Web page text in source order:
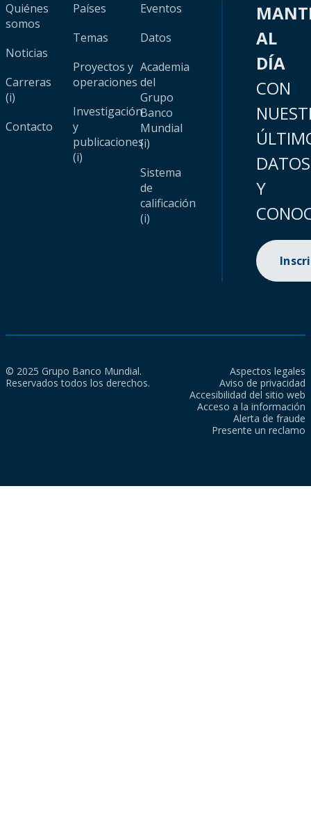
Quiénes
somos
Noticias
Carreras
(i)
Contacto
Países
Temas
Proyectos y
operaciones
Investigación
y
publicaciones
(i)
Eventos
Datos
Academia
del
Grupo
Banco
Mundial
(i)
Sistema
de
calificación
(i)
AL
DÍA
CON
DATOS
Y
© 2025 Grupo Banco Mundial.
Reservados todos los derechos.
Aspectos legales
Aviso de privacidad
Accesibilidad del sitio web
Acceso a la información
Alerta de fraude
Presente un reclamo